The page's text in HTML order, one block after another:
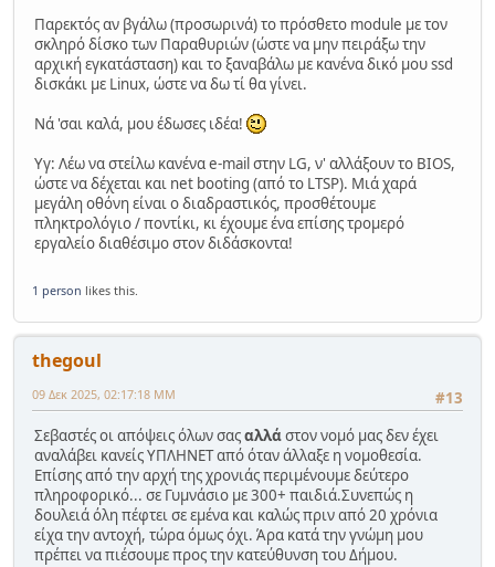
Παρεκτός αν βγάλω (προσωρινά) το πρόσθετο module με τον
σκληρό δίσκο των Παραθυριών (ώστε να μην πειράξω την
αρχική εγκατάσταση) και το ξαναβάλω με κανένα δικό μου ssd
δισκάκι με Linux, ώστε να δω τί θα γίνει.
Νά 'σαι καλά, μου έδωσες ιδέα!
Υγ: Λέω να στείλω κανένα e-mail στην LG, ν' αλλάξουν το BIOS,
ώστε να δέχεται και net booting (από το LTSP). Μιά χαρά
μεγάλη οθόνη είναι ο διαδραστικός, προσθέτουμε
πληκτρολόγιο / ποντίκι, κι έχουμε ένα επίσης τρομερό
εργαλείο διαθέσιμο στον διδάσκοντα!
1 person likes this.
thegoul
#13
09 Δεκ 2025, 02:17:18 ΜΜ
Σεβαστές οι απόψεις όλων σαςαλλάστον νομό μας δεν έχει
αναλάβει κανείς ΥΠΛΗΝΕΤ από όταν άλλαξε η νομοθεσία.
Επίσης από την αρχή της χρονιάς περιμένουμε δεύτερο
πληροφορικό... σε Γυμνάσιο με 300+ παιδιά.Συνεπώς η
δουλειά όλη πέφτει σε εμένα και καλώς πριν από 20 χρόνια
είχα την αντοχή, τώρα όμως όχι. Άρα κατά την γνώμη μου
πρέπει να πιέσουμε προς την κατεύθυνση του Δήμου.